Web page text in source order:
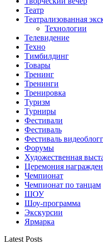
Театр
Театрализованная
Технологии
Телевидение
Техно
Тимбилдинг
Товары
Тренинг
Тренинги
Тренировка
Туризм
Турниры
Фестивали
Фестиваль
Фестиваль
Форумы
Художественная
Церемония
Чемпионат
Чемпионат по танцам
ШОУ
Шоу-программа
Экскурсии
Ярмарка
Latest Posts